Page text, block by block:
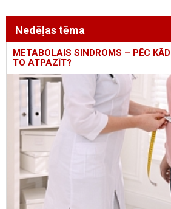
Nedēļas tēma
METABOLAIS SINDROMS – PĒC
TO ATPAZĪT?